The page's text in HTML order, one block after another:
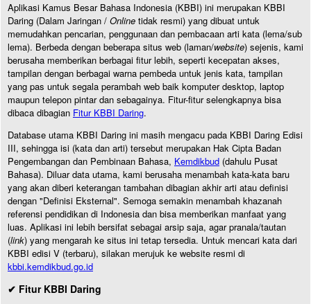
Aplikasi Kamus Besar Bahasa Indonesia (KBBI) ini merupakan KBBI
Daring (Dalam Jaringan / Online tidak resmi) yang dibuat untuk
memudahkan pencarian, penggunaan dan pembacaan arti kata (lema/sub
lema). Berbeda dengan beberapa situs web (laman/website) sejenis, kami
berusaha memberikan berbagai fitur lebih, seperti kecepatan akses,
tampilan dengan berbagai warna pembeda untuk jenis kata, tampilan
yang pas untuk segala perambah web baik komputer desktop, laptop
maupun telepon pintar dan sebagainya. Fitur-fitur selengkapnya bisa
dibaca dibagian Fitur KBBI Daring.
Database utama KBBI Daring ini masih mengacu pada KBBI Daring Edisi
III, sehingga isi (kata dan arti) tersebut merupakan Hak Cipta Badan
Pengembangan dan Pembinaan Bahasa, Kemdikbud (dahulu Pusat
Bahasa). Diluar data utama, kami berusaha menambah kata-kata baru
yang akan diberi keterangan tambahan dibagian akhir arti atau definisi
dengan "Definisi Eksternal". Semoga semakin menambah khazanah
referensi pendidikan di Indonesia dan bisa memberikan manfaat yang
luas. Aplikasi ini lebih bersifat sebagai arsip saja, agar pranala/tautan
(link) yang mengarah ke situs ini tetap tersedia. Untuk mencari kata dari
KBBI edisi V (terbaru), silakan merujuk ke website resmi di
kbbi.kemdikbud.go.id
✔ Fitur KBBI Daring